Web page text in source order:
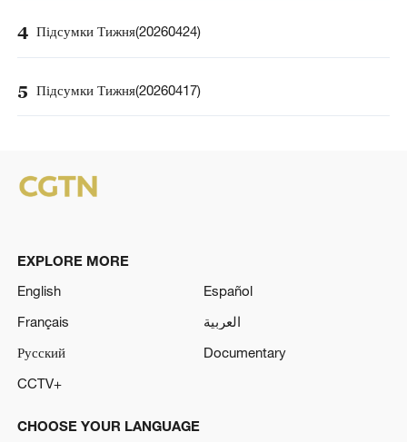
4 Підсумки Тижня(20260424)
5 Підсумки Тижня(20260417)
EXPLORE MORE
English
Español
Français
العربية
Русский
Documentary
CCTV+
CHOOSE YOUR LANGUAGE